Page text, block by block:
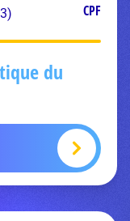
CPF
du